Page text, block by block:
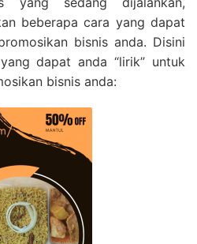
beberapa cara yang dapat
bisnis anda. Disini
dapat anda “lirik” untuk
bisnis anda: